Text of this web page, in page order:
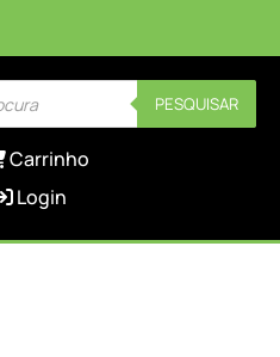
PESQUISAR
Carrinho
Login